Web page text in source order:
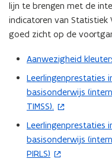
lijn te brengen met de
indicatoren van Statistiek
goed zicht op de
Aanwezigheid
Leerlingenprestaties
basisonderwijs
TIMSS).
(
o
p
e
n
t
Leerlingenprestaties
basisonderwijs
PIRLS)
(
o
p